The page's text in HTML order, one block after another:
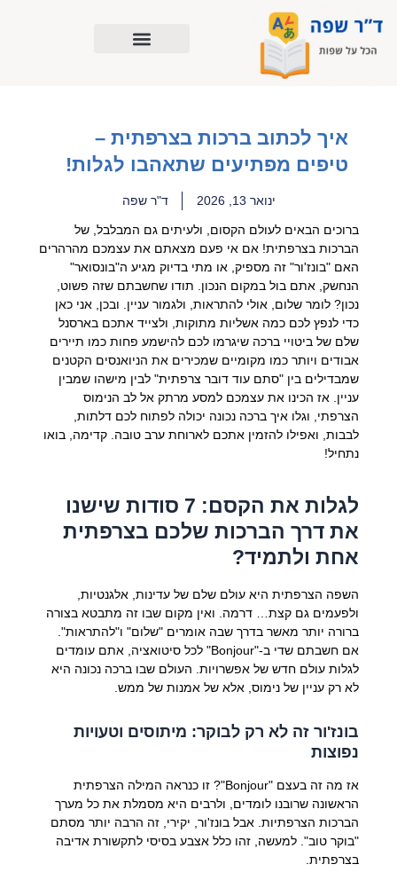
לתוכן
איך לכתוב ברכות בצרפתית –
טיפים מפתיעים שתאהבו לגלות!
ינואר 13, 2026 ד"ר שפה
ברוכים הבאים לעולם הקסום, ולעיתים גם המבלבל, של
הברכות בצרפתית! אם אי פעם מצאתם את עצמכם מהרהרים
האם "בונז'ור" זה מספיק, או מתי בדיוק מגיע ה"בונסואר"
הנחשק, אתם בול במקום הנכון. תודו שחשבתם שזה פשוט,
נכון? לומר שלום, אולי להתראות, ולגמור עניין. ובכן, אני כאן
כדי לנפץ לכם כמה אשליות מתוקות, ולצייד אתכם בארסנל
שלם של ביטויי ברכה שיגרמו לכם להישמע פחות כמו תיירים
אבודים ויותר כמו מקומיים שמכירים את הניואנסים הקטנים
שמבדילים בין "סתם עוד דובר צרפתית" לבין מישהו שמבין
עניין. אז הכינו את עצמכם למסע מרתק אל לב הנימוס
הצרפתי, וגלו איך ברכה נכונה יכולה לפתוח לכם דלתות,
לבבות, ואפילו להזמין אתכם לארוחת ערב טובה. קדימה, בואו
נתחיל!
לגלות את הקסם: 7 סודות שישנו
את דרך הברכות שלכם בצרפתית
אחת ולתמיד?
השפה הצרפתית היא עולם שלם של עדינות, אלגנטיות,
ולפעמים גם קצת… דרמה. ואין מקום שבו זה מתבטא בצורה
ברורה יותר מאשר בדרך שבה אומרים "שלום" ו"להתראות".
אם חשבתם שדי ב-"Bonjour" לכל סיטואציה, אתם עומדים
לגלות עולם חדש של אפשרויות. העולם שבו ברכה נכונה היא
לא רק עניין של נימוס, אלא של אמנות של ממש.
בונז'ור זה לא רק לבוקר: מיתוסים וטעויות
נפוצות
אז מה זה בעצם "Bonjour"? זו כנראה המילה הצרפתית
הראשונה שרובנו לומדים, ולרבים היא מסמלת את כל מערך
הברכות הצרפתיות. אבל בונז'ור, יקירי, זה הרבה יותר מסתם
"בוקר טוב". למעשה, זהו כלל אצבע בסיסי לתקשורת אדיבה
בצרפתית.